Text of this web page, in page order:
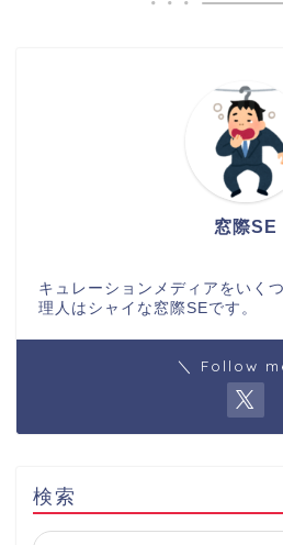
窓際SE
キュレーションメディアをいく
理人はシャイな窓際SEです。
＼ Follow
検索